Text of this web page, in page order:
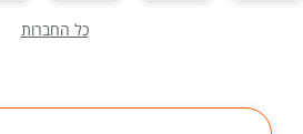
כל החברות